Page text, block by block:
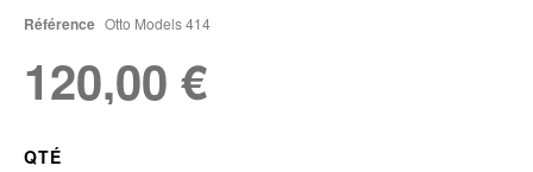
Référence Otto Models 414
120,00 €
QTÉ